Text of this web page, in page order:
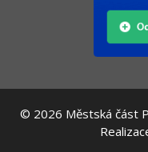
© 2026 Městská část